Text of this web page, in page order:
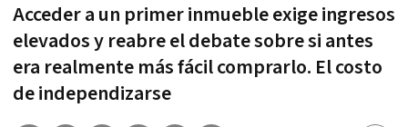
Acceder a un primer inmueble exige ingresos
elevados y reabre el debate sobre si antes
era realmente más fácil comprarlo. El costo
de independizarse